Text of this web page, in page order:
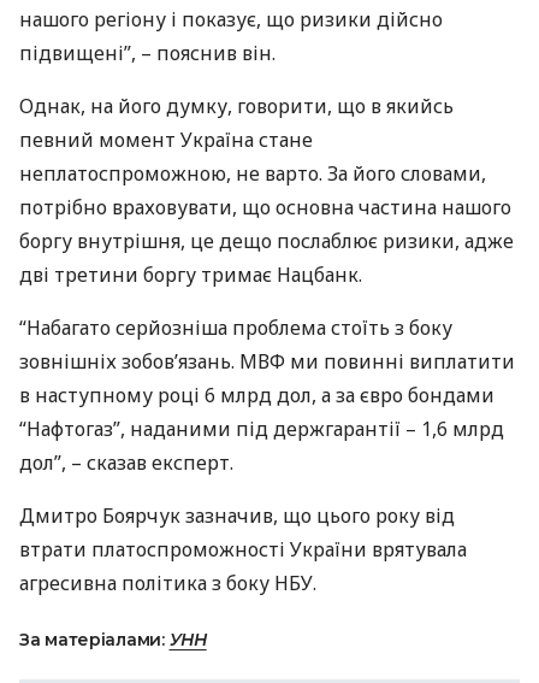
нашого регіону і показує, що ризики дійсно
підвищені”, – пояснив він.
Однак, на його думку, говорити, що в якийсь
певний момент Україна стане
неплатоспроможною, не варто. За його словами,
потрібно враховувати, що основна частина нашого
боргу внутрішня, це дещо послаблює ризики, адже
дві третини боргу тримає Нацбанк.
“Набагато серйозніша проблема стоїть з боку
зовнішніх зобов’язань. МВФ ми повинні виплатити
в наступному році 6 млрд дол, а за євро бондами
“Нафтогаз”, наданими під держгарантії – 1,6 млрд
дол”, – сказав експерт.
Дмитро Боярчук зазначив, що цього року від
втрати платоспроможності України врятувала
агресивна політика з боку НБУ.
За матеріалами: УНН